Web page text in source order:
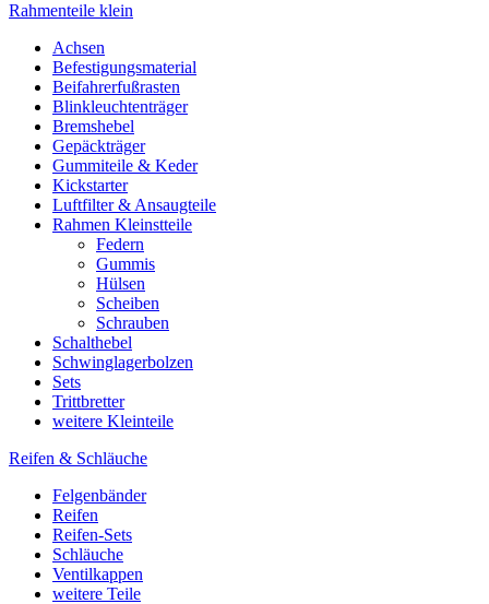
Rahmenteile klein
Achsen
Befestigungsmaterial
Beifahrerfußrasten
Blinkleuchtenträger
Bremshebel
Gepäckträger
Gummiteile & Keder
Kickstarter
Luftfilter & Ansaugteile
Rahmen Kleinstteile
Federn
Gummis
Hülsen
Scheiben
Schrauben
Schalthebel
Schwinglagerbolzen
Sets
Trittbretter
weitere Kleinteile
Reifen & Schläuche
Felgenbänder
Reifen
Reifen-Sets
Schläuche
Ventilkappen
weitere Teile